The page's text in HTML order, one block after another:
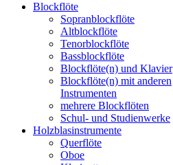
Blockflöte
Sopranblockflöte
Altblockflöte
Tenorblockflöte
Bassblockflöte
Blockflöte(n) und Klavier
Blockflöte(n) mit anderen
Instrumenten
mehrere Blockflöten
Schul- und Studienwerke
Holzblasinstrumente
Querflöte
Oboe